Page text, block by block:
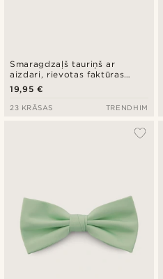
Smaragdzaļš tauriņš ar
aizdari, rievotas faktūras
(grosgrain) audums
19,95 €
23 KRĀSAS TRENDHIM